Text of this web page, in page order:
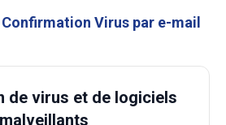
Virus par e-mail
de virus et de logiciels
malveillants